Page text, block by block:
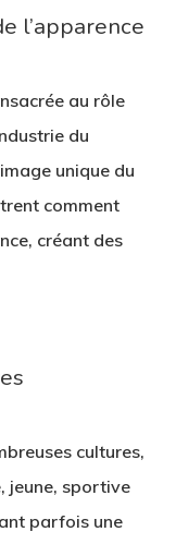
l’apparence
au rôle
du
unique du
comment
créant des
cultures,
jeune, sportive
parfois une